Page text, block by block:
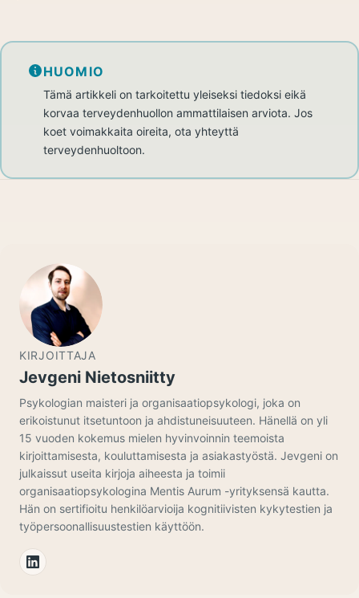
HUOMIO
Tämä artikkeli on tarkoitettu yleiseksi tiedoksi eikä
korvaa terveydenhuollon ammattilaisen arviota. Jos
koet voimakkaita oireita, ota yhteyttä
terveydenhuoltoon.
KIRJOITTAJA
Jevgeni Nietosniitty
Psykologian maisteri ja organisaatiopsykologi, joka on
erikoistunut itsetuntoon ja ahdistuneisuuteen. Hänellä on yli
15 vuoden kokemus mielen hyvinvoinnin teemoista
kirjoittamisesta, kouluttamisesta ja asiakastyöstä. Jevgeni on
julkaissut useita kirjoja aiheesta ja toimii
organisaatiopsykologina Mentis Aurum -yrityksensä kautta.
Hän on sertifioitu henkilöarvioija kognitiivisten kykytestien ja
työpersoonallisuustestien käyttöön.